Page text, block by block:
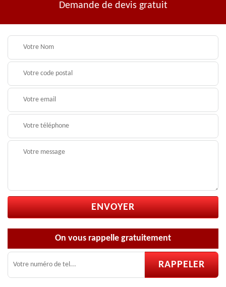
Demande de devis gratuit
On vous rappelle gratuitement